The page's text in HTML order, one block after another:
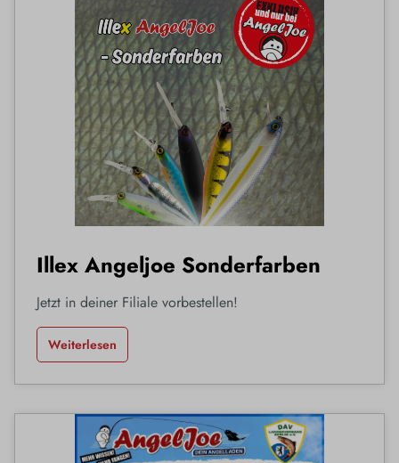
Illex Angeljoe Sonderfarben
Jetzt in deiner Filiale vorbestellen!
Weiterlesen